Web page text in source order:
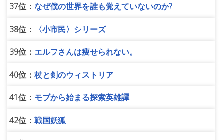
37位： なぜ僕の世界を誰も覚えていないのか?
38位： 〈小市民〉シリーズ
39位： エルフさんは痩せられない。
40位： 杖と剣のウィストリア
41位： モブから始まる探索英雄譚
42位： 戦国妖狐